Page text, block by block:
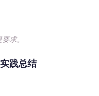
求。
践总结